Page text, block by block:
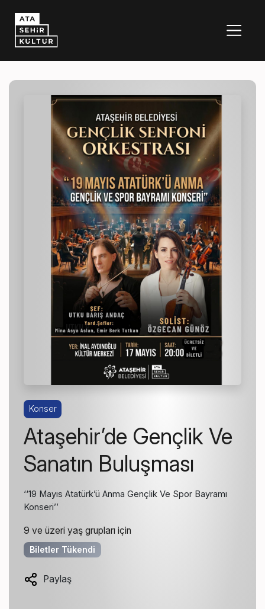
Konser
Ataşehir’de Gençlik Ve
Sanatın Buluşması
‘‘19 Mayıs Atatürk’ü Anma Gençlik Ve Spor Bayramı
Konseri’’
9 ve üzeri yaş grupları için
Biletler Tükendi
Paylaş